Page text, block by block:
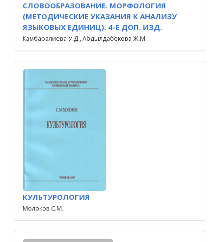
СЛОВООБРАЗОВАНИЕ. МОРФОЛОГИЯ
(МЕТОДИЧЕСКИЕ УКАЗАНИЯ К АНАЛИЗУ
ЯЗЫКОВЫХ ЕДИНИЦ). 4-Е ДОП. ИЗД.
Камбаралиева У.Д., Абдылдабекова Ж.М.
КУЛЬТУРОЛОГИЯ
Молоков С.М.